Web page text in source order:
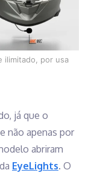
ilimitado, por usa
já que o
não apenas por
abriram
EyeLights. O